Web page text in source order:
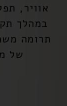
במהלך
תרומה
של